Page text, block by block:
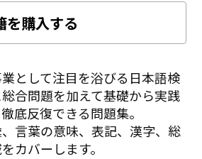
を購入する
として注目を浴びる日本語検
合問題を加えて基礎から実践
底反復できる問題集。
言葉の意味、表記、漢字、総
カバーします。